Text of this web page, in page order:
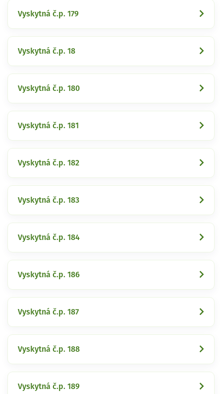
Vyskytná č.p. 179
Vyskytná č.p. 18
Vyskytná č.p. 180
Vyskytná č.p. 181
Vyskytná č.p. 182
Vyskytná č.p. 183
Vyskytná č.p. 184
Vyskytná č.p. 186
Vyskytná č.p. 187
Vyskytná č.p. 188
Vyskytná č.p. 189